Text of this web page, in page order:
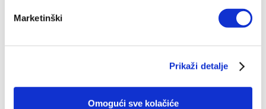
Marketinški
Prikaži detalje
Omogući sve kolačiće
Kolovoy 03, 2026